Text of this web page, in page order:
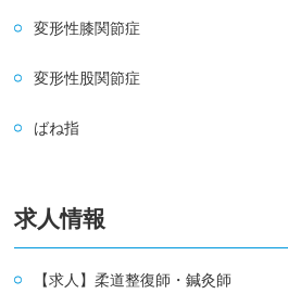
変形性膝関節症
変形性股関節症
ばね指
求人情報
【求人】柔道整復師・鍼灸師